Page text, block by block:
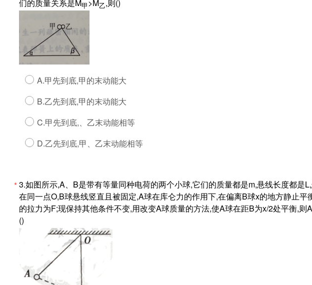
们的质量关系是M甲>M乙,则()
A.甲先到底,甲的末动能大
B.乙先到底,甲的末动能大
C.甲先到底,、乙末动能相等
D.乙先到底,甲、乙末动能相等
*3.如图所示,A、B是带有等量同种电荷的两个小球,它们的质量都是m,悬线长度都是
在同一点O,B球悬线竖直且被固定,A球在库仑力的作用下,在偏离B球x的地方静止平
的拉力为F;现保持其他条件不变,用改变A球质量的方法,使A球在距B为x/2处平衡,则
()